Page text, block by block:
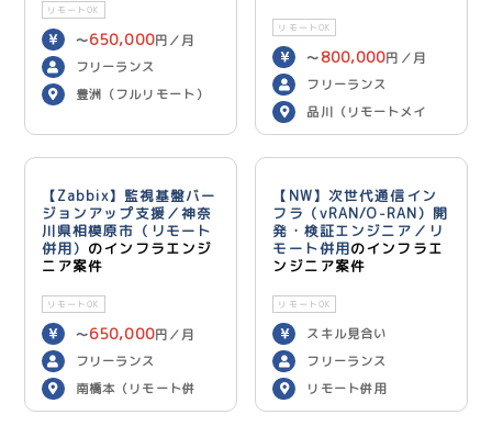
リモートOK
〜650,000円／月
フリーランス
豊洲（フルリモート）
リモートOK
〜 800,000円／月
フリーランス
品川（リモートメイ
ン）
【Zabbix】監視基盤バー
ジョンアップ支援／神奈
川県相模原市（リモート
併用） のインフラエンジ
ニア案件
リモートOK
〜650,000円／月
フリーランス
南橋本（リモート併
用）
【NW】次世代通信イン
フラ（vRAN/O-RAN）開
発・検証エンジニア／リ
モート併用のインフラエ
ンジニア案件
リモートOK
スキル見合い
フリーランス
リモート併用